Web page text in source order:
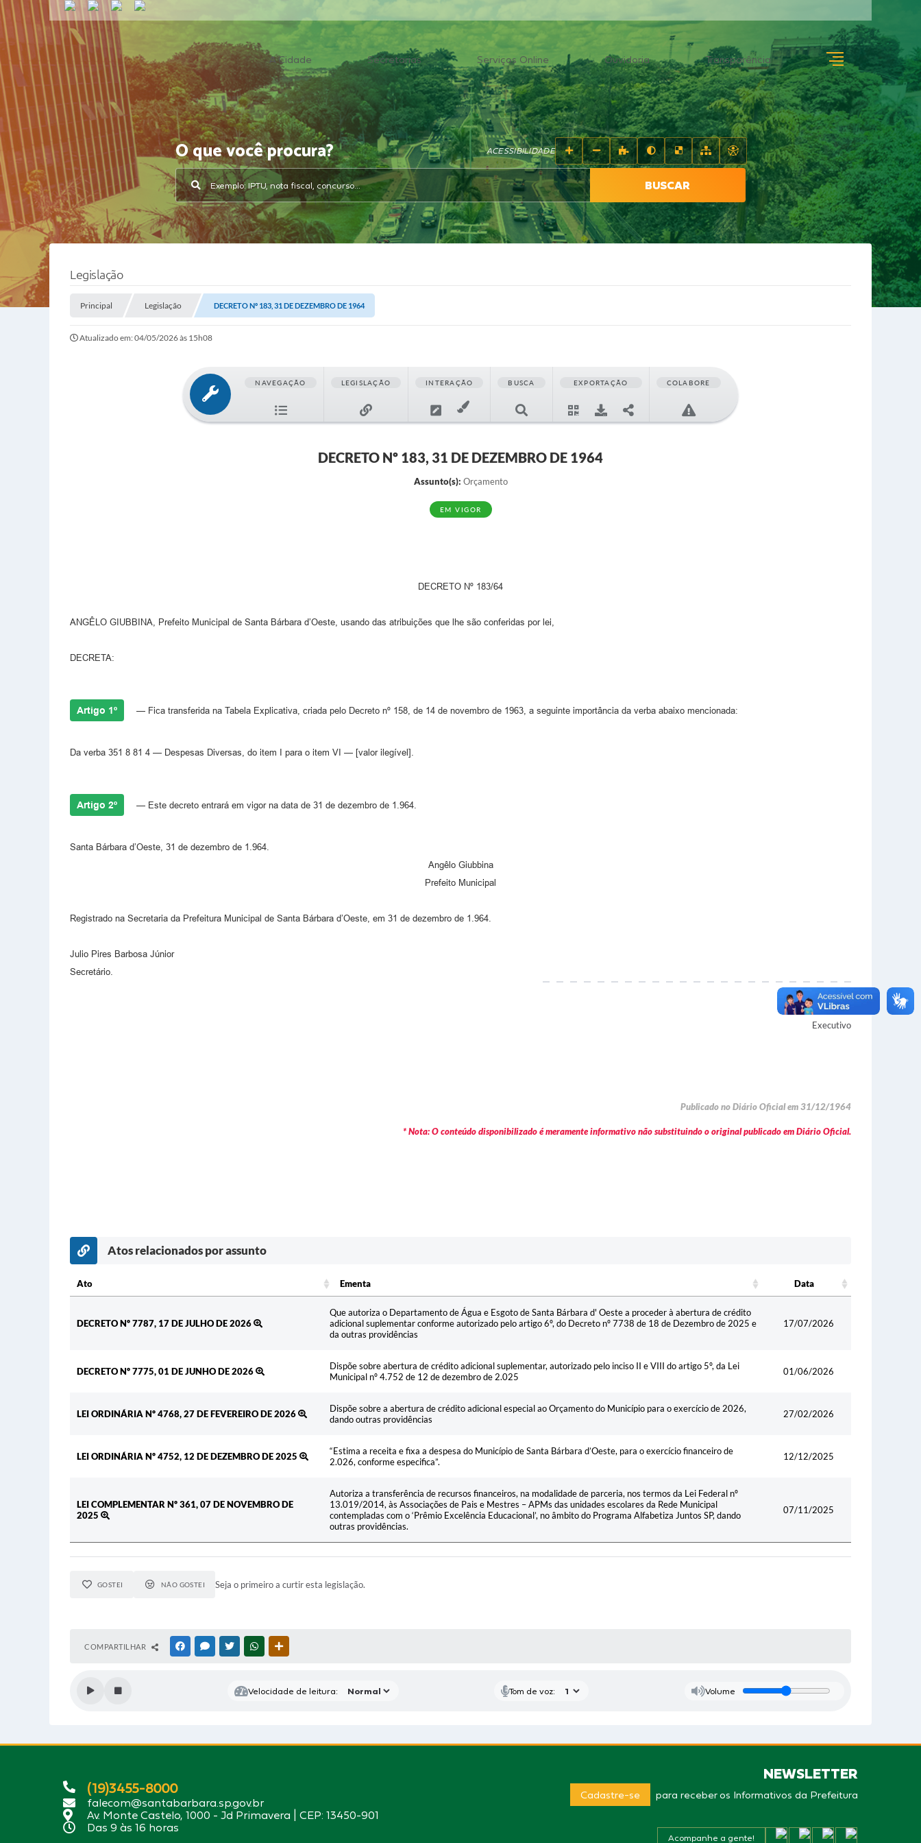
A Cidade Secretarias Serviços Online Ouvidoria Transparência
O que você procura?
BUSCAR
ACESSIBILIDADE
Legislação
Principal Legislação DECRETO Nº 183, 31 DE DEZEMBRO DE 1964
Atualizado em: 04/05/2026 às 15h08
NAVEGAÇÃO LEGISLAÇÃO INTERAÇÃO BUSCA EXPORTAÇÃO COLABORE
DECRETO Nº 183, 31 DE DEZEMBRO DE 1964
Assunto(s): Orçamento
EM VIGOR
DECRETO Nº 183/64
ANGÊLO GIUBBINA, Prefeito Municipal de Santa Bárbara d’Oeste, usando das atribuições que lhe são conferidas por lei,
DECRETA:
Artigo 1º — Fica transferida na Tabela Explicativa, criada pelo Decreto nº 158, de 14 de novembro de 1963, a seguinte importância da verba abaixo mencionada:
Da verba 351 8 81 4 — Despesas Diversas, do item I para o item VI — [valor ilegível].
Artigo 2º — Este decreto entrará em vigor na data de 31 de dezembro de 1.964.
Santa Bárbara d’Oeste, 31 de dezembro de 1.964.
Angêlo Giubbina
Prefeito Municipal
Registrado na Secretaria da Prefeitura Municipal de Santa Bárbara d’Oeste, em 31 de dezembro de 1.964.
Julio Pires Barbosa Júnior
Secretário.
Autor
Executivo
Publicado no Diário Oficial em 31/12/1964
* Nota: O conteúdo disponibilizado é meramente informativo não substituindo o original publicado em Diário Oficial.
Atos relacionados por assunto
Ato Ementa
Data
DECRETO Nº 7787, 17 DE JULHO DE 2026
Que autoriza o Departamento de Água e Esgoto de Santa Bárbara d' Oeste a proceder à abertura de crédito
adicional suplementar conforme autorizado pelo artigo 6º, do Decreto nº 7738 de 18 de Dezembro de 2025 e
da outras providências
17/07/2026
DECRETO Nº 7775, 01 DE JUNHO DE 2026
Dispõe sobre abertura de crédito adicional suplementar, autorizado pelo inciso II e VIII do artigo 5º, da Lei
Municipal nº 4.752 de 12 de dezembro de 2.025
01/06/2026
LEI ORDINÁRIA Nº 4768, 27 DE FEVEREIRO DE 2026
Dispõe sobre a abertura de crédito adicional especial ao Orçamento do Município para o exercício de 2026,
dando outras providências
27/02/2026
LEI ORDINÁRIA Nº 4752, 12 DE DEZEMBRO DE 2025
“Estima a receita e fixa a despesa do Município de Santa Bárbara d’Oeste, para o exercício financeiro de
2.026, conforme especifica”.
12/12/2025
LEI COMPLEMENTAR Nº 361, 07 DE NOVEMBRO DE
2025
Autoriza a transferência de recursos financeiros, na modalidade de parceria, nos termos da Lei Federal nº
13.019/2014, às Associações de Pais e Mestres – APMs das unidades escolares da Rede Municipal
contempladas com o ‘Prêmio Excelência Educacional’, no âmbito do Programa Alfabetiza Juntos SP, dando
outras providências.
07/11/2025
GOSTEI NÃO GOSTEI Seja o primeiro a curtir esta legislação.
COMPARTILHAR FACEBOOKMESSENGER
TWITTERWHATSAPP
Velocidade de leitura: Tom de voz: Volume
(19)3455-8000
falecom@santabarbara.sp.gov.br
Av. Monte Castelo, 1000 - Jd Primavera | CEP: 13450-901
Das 9 às 16 horas
NEWSLETTER
Cadastre-se para receber os Informativos da Prefeitura
Acompanhe a gente!